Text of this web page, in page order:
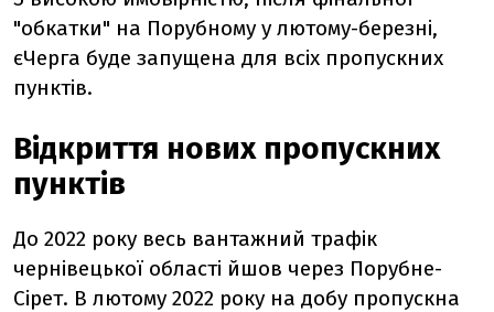
"обкатки" на Порубному у лютому-березні,
єЧерга буде запущена для всіх пропускних
пунктів.
Відкриття нових пропускних
пунктів
До 2022 року весь вантажний трафік
чернівецької області йшов через Порубне-
Сірет. В лютому 2022 року на добу пропускна